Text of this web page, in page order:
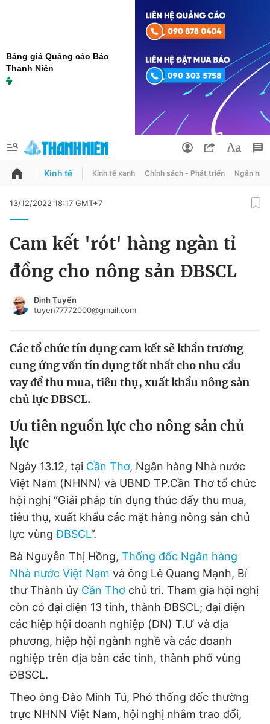
Bảng giá Quảng cáo Báo
Thanh Niên
QUẢNG CÁO
Chào ngày mới Tin 24h
Tin thị trường Tin 360
Video Magazine
Sản phẩm khác
Thông tin tòa soạn Liên hệ quảng cáo
Đọc Thanh Niên trên điện thoại
Theo dõi báo trên
Hotline
0906 645 777
Liên hệ quảng cáo
0908 780 404
Đổi mật khẩu
Tin đã lưu
Tin đã xem
Kinh tế Kinh tế xanh Chính sách - Phát triển Ngân
13/12/2022 18:17 GMT+7
Cam kết 'rót' hàng ngàn tỉ
đồng cho nông sản ĐBSCL
Đình Tuyển
tuyen77772000@gmail.com
Các tổ chức tín dụng cam kết sẽ khẩn trương
cung ứng vốn tín dụng tốt nhất cho nhu cầu
vay để thu mua, tiêu thụ, xuất khẩu nông sản
chủ lực ĐBSCL.
Ưu tiên nguồn lực cho nông sản chủ
lực
Ngày 13.12, tại Cần Thơ, Ngân hàng Nhà nước
Việt Nam (NHNN) và UBND TP.Cần Thơ tổ chức
hội nghị “Giải pháp tín dụng thúc đẩy thu mua,
tiêu thụ, xuất khẩu các mặt hàng nông sản chủ
lực vùngĐBSCL”.
Bà Nguyễn Thị Hồng, Thống đốc Ngân hàng
Nhà nước Việt Nam và ông Lê Quang Mạnh, Bí
thư Thành ủy Cần Thơ chủ trì. Tham gia hội nghị
còn có đại diện 13 tỉnh, thành ĐBSCL; đại diện
các hiệp hội doanh nghiệp (DN) T.Ư và địa
phương, hiệp hội ngành nghề và các doanh
nghiệp trên địa bàn các tỉnh, thành phố vùng
ĐBSCL.
Theo ông Đào Minh Tú, Phó thống đốc thường
trực NHNN Việt Nam, hội nghị nhằm trao đổi,